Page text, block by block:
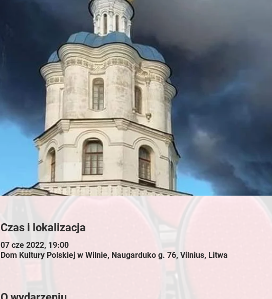
Czas i lokalizacja
07 cze 2022, 19:00
Dom Kultury Polskiej w Wilnie, Naugarduko g. 76, Vilnius, Litwa